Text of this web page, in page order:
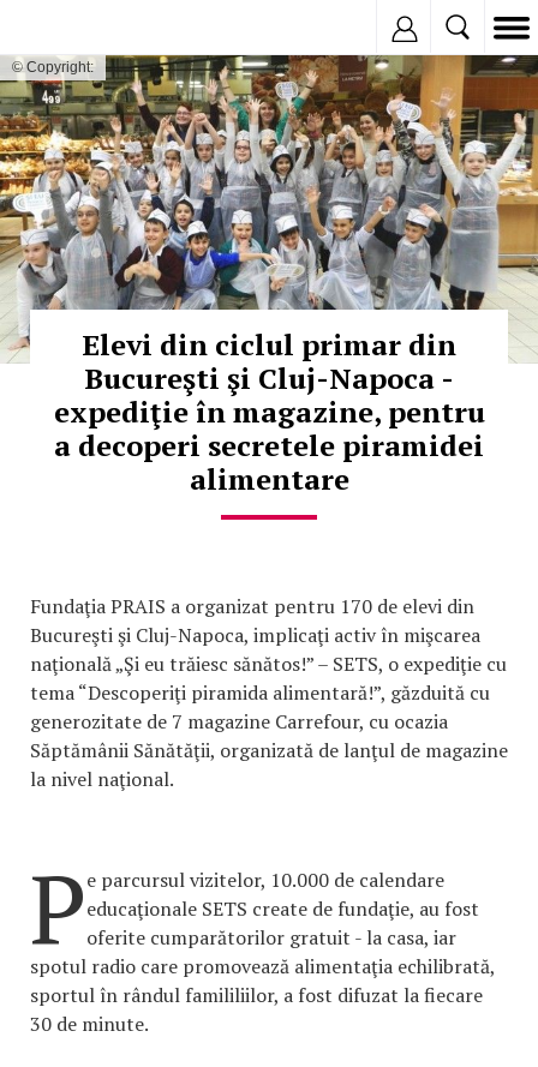
© Copyright:
Elevi din ciclul primar din
Bucureşti şi Cluj-Napoca -
expediţie în magazine, pentru
a decoperi secretele piramidei
alimentare
Fundaţia PRAIS a organizat pentru 170 de elevi din
Bucureşti şi Cluj-Napoca, implicaţi activ în mişcarea
naţională „Şi eu trăiesc sănătos!” – SETS, o expediţie cu
tema “Descoperiţi piramida alimentară!”, găzduită cu
generozitate de 7 magazine Carrefour, cu ocazia
Săptămânii Sănătăţii, organizată de lanţul de magazine
la nivel naţional.
Pe parcursul vizitelor, 10.000 de calendare
educaţionale SETS create de fundaţie, au fost
oferite cumparătorilor gratuit - la casa, iar
spotul radio care promovează alimentaţia echilibrată,
sportul în rândul famililiilor, a fost difuzat la fiecare
30 de minute.